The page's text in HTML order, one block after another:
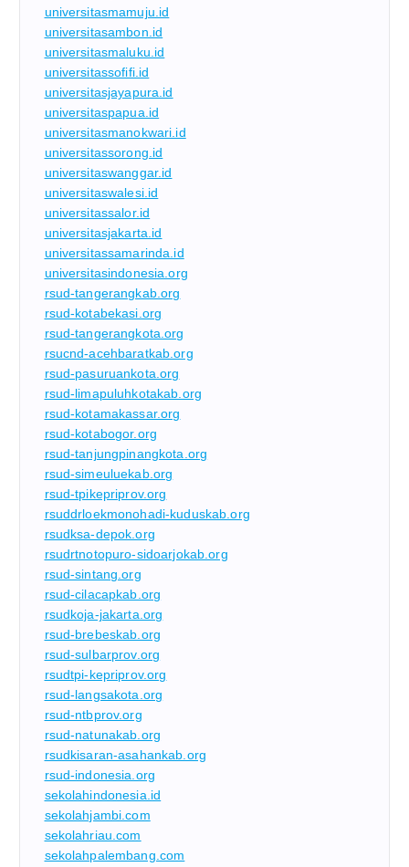
universitasmamuju.id
universitasambon.id
universitasmaluku.id
universitassofifi.id
universitasjayapura.id
universitaspapua.id
universitasmanokwari.id
universitassorong.id
universitaswanggar.id
universitaswalesi.id
universitassalor.id
universitasjakarta.id
universitassamarinda.id
universitasindonesia.org
rsud-tangerangkab.org
rsud-kotabekasi.org
rsud-tangerangkota.org
rsucnd-acehbaratkab.org
rsud-pasuruankota.org
rsud-limapuluhkotakab.org
rsud-kotamakassar.org
rsud-kotabogor.org
rsud-tanjungpinangkota.org
rsud-simeuluekab.org
rsud-tpikepriprov.org
rsuddrloekmonohadi-kuduskab.org
rsudksa-depok.org
rsudrtnotopuro-sidoarjokab.org
rsud-sintang.org
rsud-cilacapkab.org
rsudkoja-jakarta.org
rsud-brebeskab.org
rsud-sulbarprov.org
rsudtpi-kepriprov.org
rsud-langsakota.org
rsud-ntbprov.org
rsud-natunakab.org
rsudkisaran-asahankab.org
rsud-indonesia.org
sekolahindonesia.id
sekolahjambi.com
sekolahriau.com
sekolahpalembang.com